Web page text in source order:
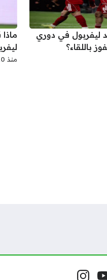
ليفربول في دوري
باللقاء؟
منذ 10 أشهر